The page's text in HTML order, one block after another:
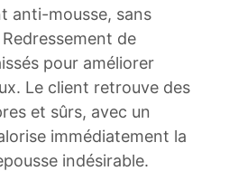
anti-mousse, sans
de
pour améliorer
Le client retrouve des
et sûrs, avec un
immédiatement la
indésirable.